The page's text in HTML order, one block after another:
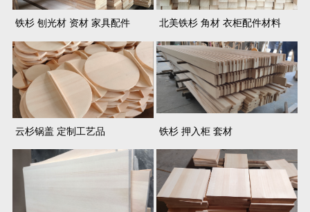
铁杉 刨光材 资材 家具配件 北美铁杉 角材 衣柜配件材料
云杉锅盖 定制工艺品 铁杉 押入柜 套材